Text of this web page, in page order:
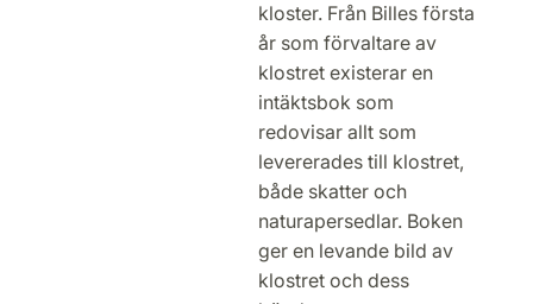
kloster. Från Billes första
år som förvaltare av
klostret existerar en
intäktsbok som
redovisar allt som
levererades till klostret,
både skatter och
naturapersedlar. Boken
ger en levande bild av
klostret och dess